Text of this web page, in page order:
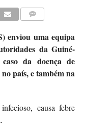
enviou uma equipa
da Guiné-
da doença de
país, e também na
causa febre